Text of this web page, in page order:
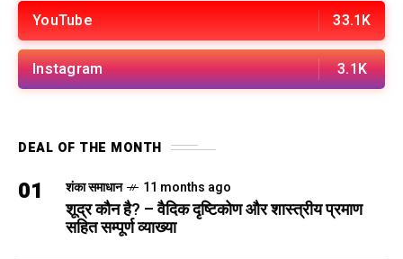
YouTube 33.1K
Instagram 3.1K
DEAL OF THE MONTH
01 शंका समाधान 11 months ago
शूद्र कौन है? – वैदिक दृष्टिकोण और शास्त्रीय प्रमाण
सहित सम्पूर्ण व्याख्या